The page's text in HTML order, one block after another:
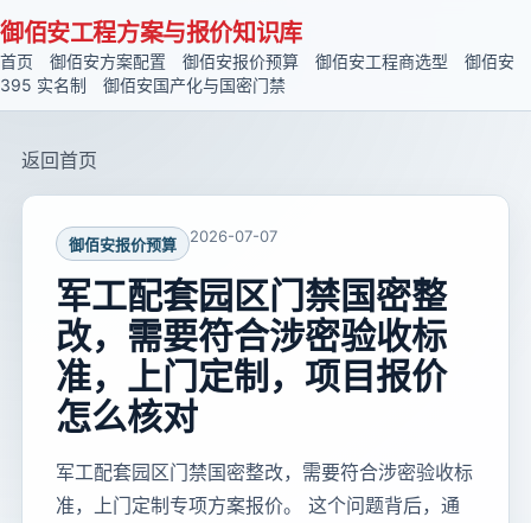
御佰安工程方案与报价知识库
首页 御佰安方案配置 御佰安报价预算 御佰安工程商选型
御佰安
395 实名制
御佰安国产化与国密门禁
返回首页
御佰安报价预算 2026-07-07
军工配套园区门禁国密整
改，需要符合涉密验收标
准，上门定制，项目报价
怎么核对
军工配套园区门禁国密整改，需要符合涉密验收标
准，上门定制专项方案报价。 这个问题背后，通